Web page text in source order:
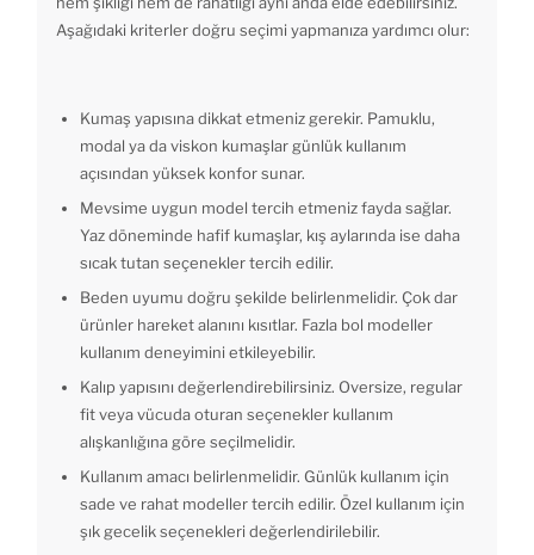
Aşağıdaki kriterler doğru seçimi yapmanıza yardımcı olur:
Kumaş yapısına dikkat etmeniz gerekir. Pamuklu,
modal ya da viskon kumaşlar günlük kullanım
açısından yüksek konfor sunar.
Mevsime uygun model tercih etmeniz fayda sağlar.
Yaz döneminde hafif kumaşlar, kış aylarında ise daha
sıcak tutan seçenekler tercih edilir.
Beden uyumu doğru şekilde belirlenmelidir. Çok dar
ürünler hareket alanını kısıtlar. Fazla bol modeller
kullanım deneyimini etkileyebilir.
Kalıp yapısını değerlendirebilirsiniz. Oversize, regular
fit veya vücuda oturan seçenekler kullanım
alışkanlığına göre seçilmelidir.
Kullanım amacı belirlenmelidir. Günlük kullanım için
sade ve rahat modeller tercih edilir. Özel kullanım için
şık gecelik seçenekleri değerlendirilebilir.